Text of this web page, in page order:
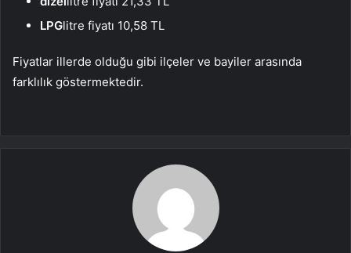
LPGlitre fiyatı 10,58 TL
Fiyatlar illerde olduğu gibi ilçeler ve bayiler arasında
farklılık göstermektedir.